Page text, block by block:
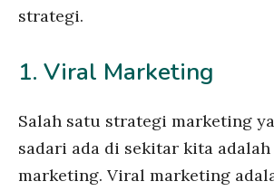
strategi.
1. Viral Marketing
Salah satu strategi marketing
sadari ada di sekitar kita
marketing. Viral marketing